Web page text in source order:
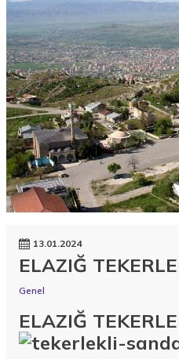
13.01.2024
ELAZIĞ
Genel
ELAZIĞ